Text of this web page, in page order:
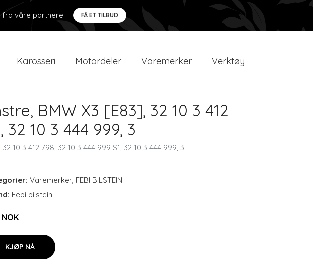
fra våre partnere FÅ ET TILBUD
Karosseri Motordeler Varemerker Verktøy
BMW X3 [E83], 32 10 3 412
32 10 3 444 999, 3
10 3 412 798, 32 10 3 444 999 S1, 32 10 3 444 999, 3
Varemerker, FEBI BILSTEIN
Febi bilstein
KJØP NÅ